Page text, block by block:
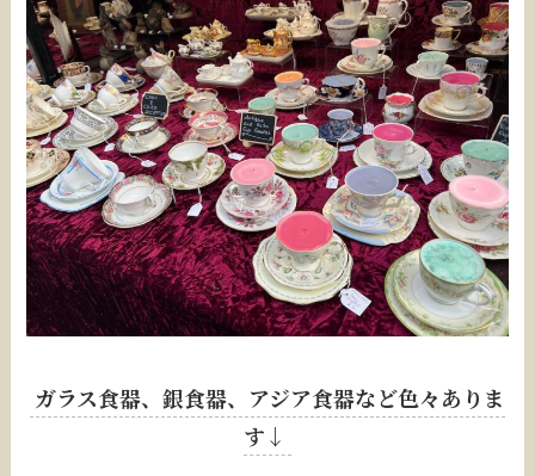
ガラス食器、銀食器、アジア食器など色々ありま
す↓